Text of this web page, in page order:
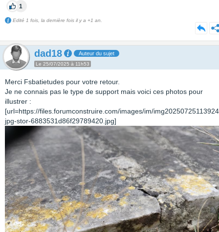
1
Edité 1 fois, la dernière fois il y a +1 an.
dad18 Auteur du sujet
Le 25/07/2025 à 11h53
Merci Fsbatietudes pour votre retour.
Je ne connais pas le type de support mais voici ces photos pour
illustrer :
[url=https://files.forumconstruire.com/images/im/
jpg-stor-6883531d86f29789420.jpg]